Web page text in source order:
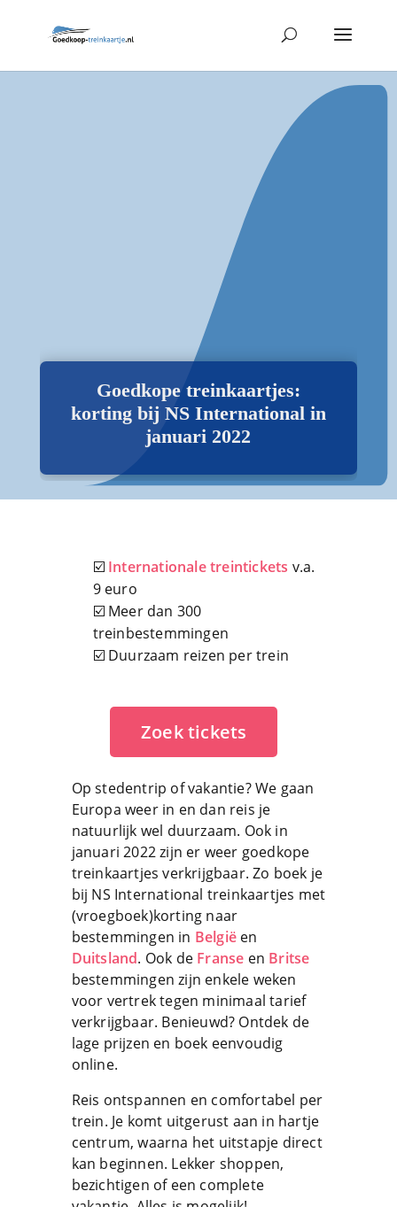
Goedkope treinkaartjes:
korting bij NS International in
januari 2022
☑️ Internationale treintickets v.a.
9 euro
☑️ Meer dan 300
treinbestemmingen
☑️ Duurzaam reizen per trein
Zoek tickets
Op stedentrip of vakantie? We gaan
Europa weer in en dan reis je
natuurlijk wel duurzaam. Ook in
januari 2022 zijn er weer goedkope
treinkaartjes verkrijgbaar. Zo boek je
bij NS International treinkaartjes met
(vroegboek)korting naar
bestemmingen in België en
Duitsland. Ook de Franse en Britse
bestemmingen zijn enkele weken
voor vertrek tegen minimaal tarief
verkrijgbaar. Benieuwd? Ontdek de
lage prijzen en boek eenvoudig
online.
Reis ontspannen en comfortabel per
trein. Je komt uitgerust aan in hartje
centrum, waarna het uitstapje direct
kan beginnen. Lekker shoppen,
bezichtigen of een complete